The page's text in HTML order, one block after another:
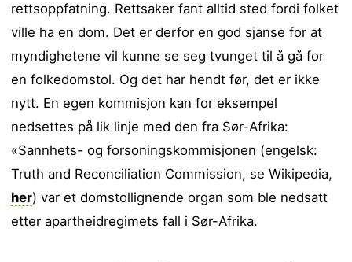
rettsoppfatning. Rettsaker fant alltid sted fordi folket
ville ha en dom. Det er derfor en god sjanse for at
myndighetene vil kunne se seg tvunget til å gå for
en folkedomstol. Og det har hendt før, det er ikke
nytt. En egen kommisjon kan for eksempel
nedsettes på lik linje med den fra Sør-Afrika:
«Sannhets- og forsoningskommisjonen (engelsk:
Truth and Reconciliation Commission, se Wikipedia,
her) var et domstollignende organ som ble nedsatt
etter apartheidregimets fall i Sør-Afrika.